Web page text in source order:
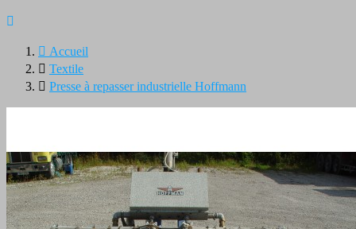

 Accueil
 Textile
 Presse à repasser industrielle Hoffmann